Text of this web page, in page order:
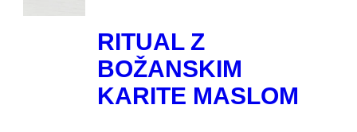
RITUAL Z
BOŽANSKIM
KARITE MASLOM